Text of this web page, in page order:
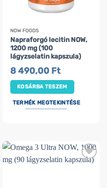
NOW FOODS
Napraforgó lecitin NOW,
1200 mg (100
lágyzselatin kapszula)
8 490,00 Ft
KOSÁRBA TESZEM
TERMÉK MEGTEKINTÉSE